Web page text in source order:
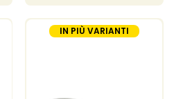
IN PIÙ VARIANTI